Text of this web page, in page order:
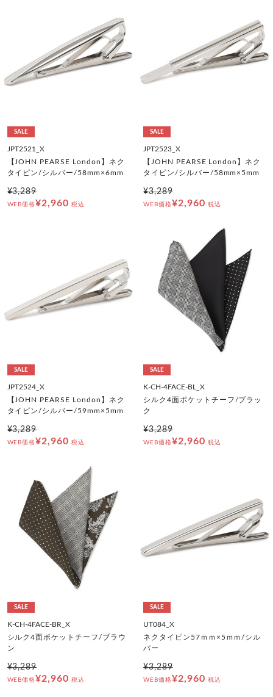
SALE
JPT2521_X
【JOHN PEARSE London】ネク
タイピン/シルバー/58mm×6mm
¥3,289
WEB価格¥2,960 税込
SALE
JPT2523_X
【JOHN PEARSE London】ネク
タイピン/シルバー/58mm×5mm
¥3,289
WEB価格¥2,960 税込
SALE
JPT2524_X
【JOHN PEARSE London】ネク
タイピン/シルバー/59mm×5mm
¥3,289
WEB価格¥2,960 税込
SALE
K-CH-4FACE-BL_X
シルク4面ポケットチーフ/ブラッ
ク
¥3,289
WEB価格¥2,960 税込
SALE
K-CH-4FACE-BR_X
シルク4面ポケットチーフ/ブラウ
ン
¥3,289
WEB価格¥2,960 税込
SALE
UT084_X
ネクタイピン57ｍｍ×5ｍｍ/シル
バー
¥3,289
WEB価格¥2,960 税込